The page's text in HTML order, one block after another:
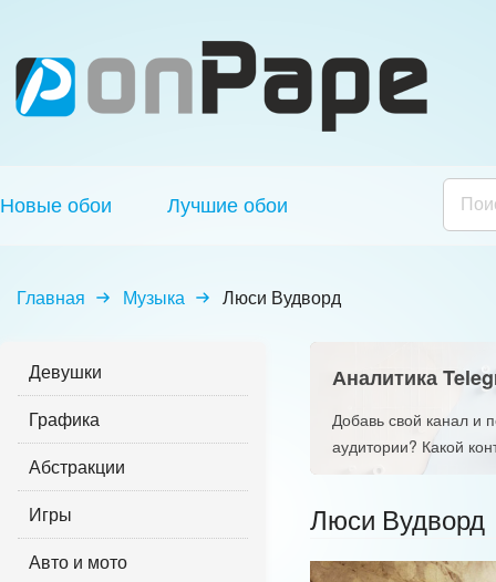
Новые обои Лучшие обои
Главная Музыка Люси Вудворд
Девушки
Графика
Абстракции
Игры
Авто и мото
Аналитика
Добавь свой канал и
аудитории? Какой
Люси Вудворд